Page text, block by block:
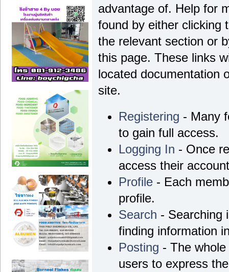
advantage of. Help for
found by either clicking
the relevant section or
this page. These links
located documentation
site.
Registering - Many
to gain full access.
Logging In - Once
access their
Profile - Each
profile.
Search - Searching
finding information
Posting - The
users to express